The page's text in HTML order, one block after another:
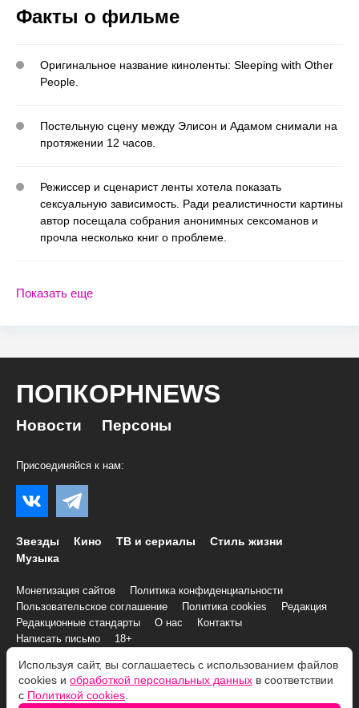
Факты о фильме
Оригинальное название киноленты: Sleeping with Other
People.
Постельную сцену между Элисон и Адамом снимали на
протяжении 12 часов.
Режиссер и сценарист ленты хотела показать
сексуальную зависимость. Ради реалистичности картины
автор посещала собрания анонимных сексоманов и
прочла несколько книг о проблеме.
Показать еще
ПОПКОРНNEWS
Новости Персоны
Присоединяйся к нам:
Звезды Кино ТВ и сериалы
Стиль жизни
Музыка
Монетизация сайтов
Политика конфиденциальности
Пользовательское соглашение
Политика cookies
Редакция
Редакционные стандарты
О нас
Контакты
Написать письмо
18+
© 2007–2026 Все права и материалы принадлежат
«ПОПКОРНNEWS»
Используя сайт, вы соглашаетесь с использованием файлов
cookies и обработкой персональных данных в соответствии
с Политикой cookies